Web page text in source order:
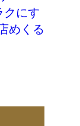
クにす
めくる